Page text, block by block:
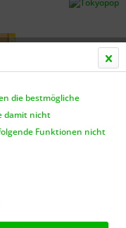
zur Verfügung!
die bestmögliche
damit nicht
Funktionen nicht